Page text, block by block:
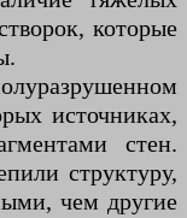
которые
источниках,
стен.
структуру,
чем другие